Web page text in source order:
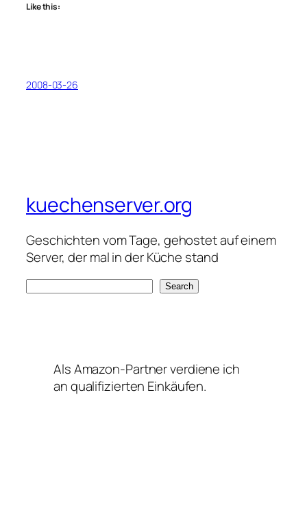
Like this:
2008-03-26
kuechenserver.org
Geschichten vom Tage, gehostet auf einem
Server, der mal in der Küche stand
Search
Als Amazon-Partner verdiene ich
an qualifizierten Einkäufen.